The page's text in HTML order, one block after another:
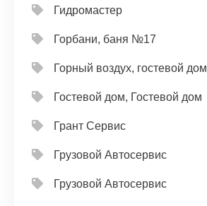
Гидромастер
Горбани, баня №17
Горный воздух, гостевой дом
Гостевой дом, Гостевой дом
Грант Сервис
Грузовой Автосервис
Грузовой Автосервис